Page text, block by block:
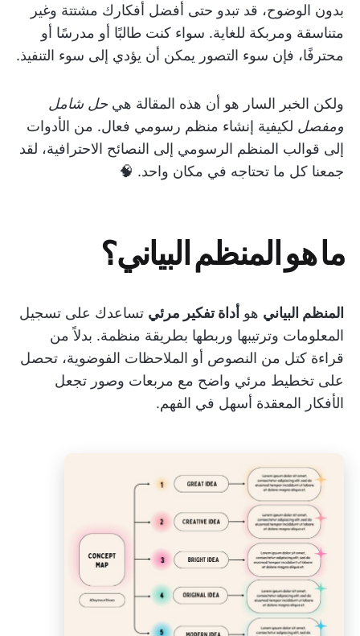
بدون الوضوح، قد تبدو حتى أفضل أفكارك مشتتة وغير
متناسقة ومربكة للغاية. سواء كنت طالبًا أو مدرسًا أو
محترفًا، فإن سوء التصور يمكن أن يؤدي إلى سوء التنفيذ.
ولكن الخبر السار هو أن هذه المقالة هي حل شامل
ومفصل لكيفية إنشاء منظم رسومي فعال. من الأدوات
إلى قوالب المنظم الرسومي إلى النصائح الاحترافية، لقد
جمعنا كل ما تحتاجه في مكان واحد. 🧠
ما هو المنظم البياني؟
المنظم البياني هو أداة تفكير مرئي تساعدك على تسجيل
المعلومات وترتيبها وربطها بطريقة منظمة. بدلاً من
قراءة كتل من النصوص أو الملاحظات الفوضوية، تحصل
على تخطيط مرئي واضح مع مربعات وصور تجعل
الأفكار المعقدة أسهل في الفهم.